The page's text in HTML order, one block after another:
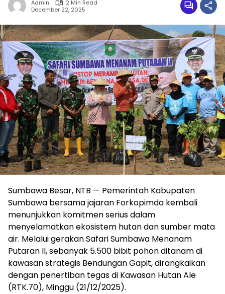
Admin
2 Min Read
December 22, 2025
Sumbawa Besar, NTB — Pemerintah Kabupaten
Sumbawa bersama jajaran Forkopimda kembali
menunjukkan komitmen serius dalam
menyelamatkan ekosistem hutan dan sumber mata
air. Melalui gerakan Safari Sumbawa Menanam
Putaran II, sebanyak 5.500 bibit pohon ditanam di
kawasan strategis Bendungan Gapit, dirangkaikan
dengan penertiban tegas di Kawasan Hutan Ale
(RTK.70), Minggu (21/12/2025).